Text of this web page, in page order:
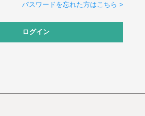
パスワードを忘れた方はこちら >
ログイン